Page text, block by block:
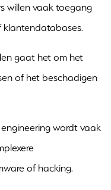
willen vaak toegang
klantendatabases.
gaat het om het
of het beschadigen
wordt vaak
of hacking.